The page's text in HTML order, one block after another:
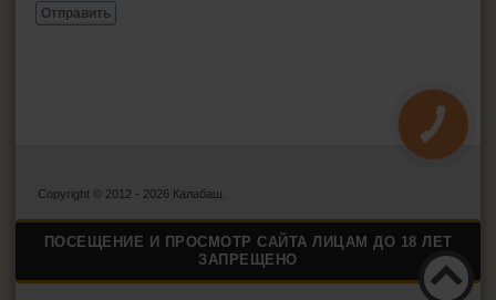
Отправить
Copyright © 2012 - 2026 Калабаш.
ПОСЕЩЕНИЕ И ПРОСМОТР САЙТА ЛИЦАМ ДО 18 ЛЕТ
ЗАПРЕЩЕНО
КНОПКА
ЗВ'ЯЗКУ